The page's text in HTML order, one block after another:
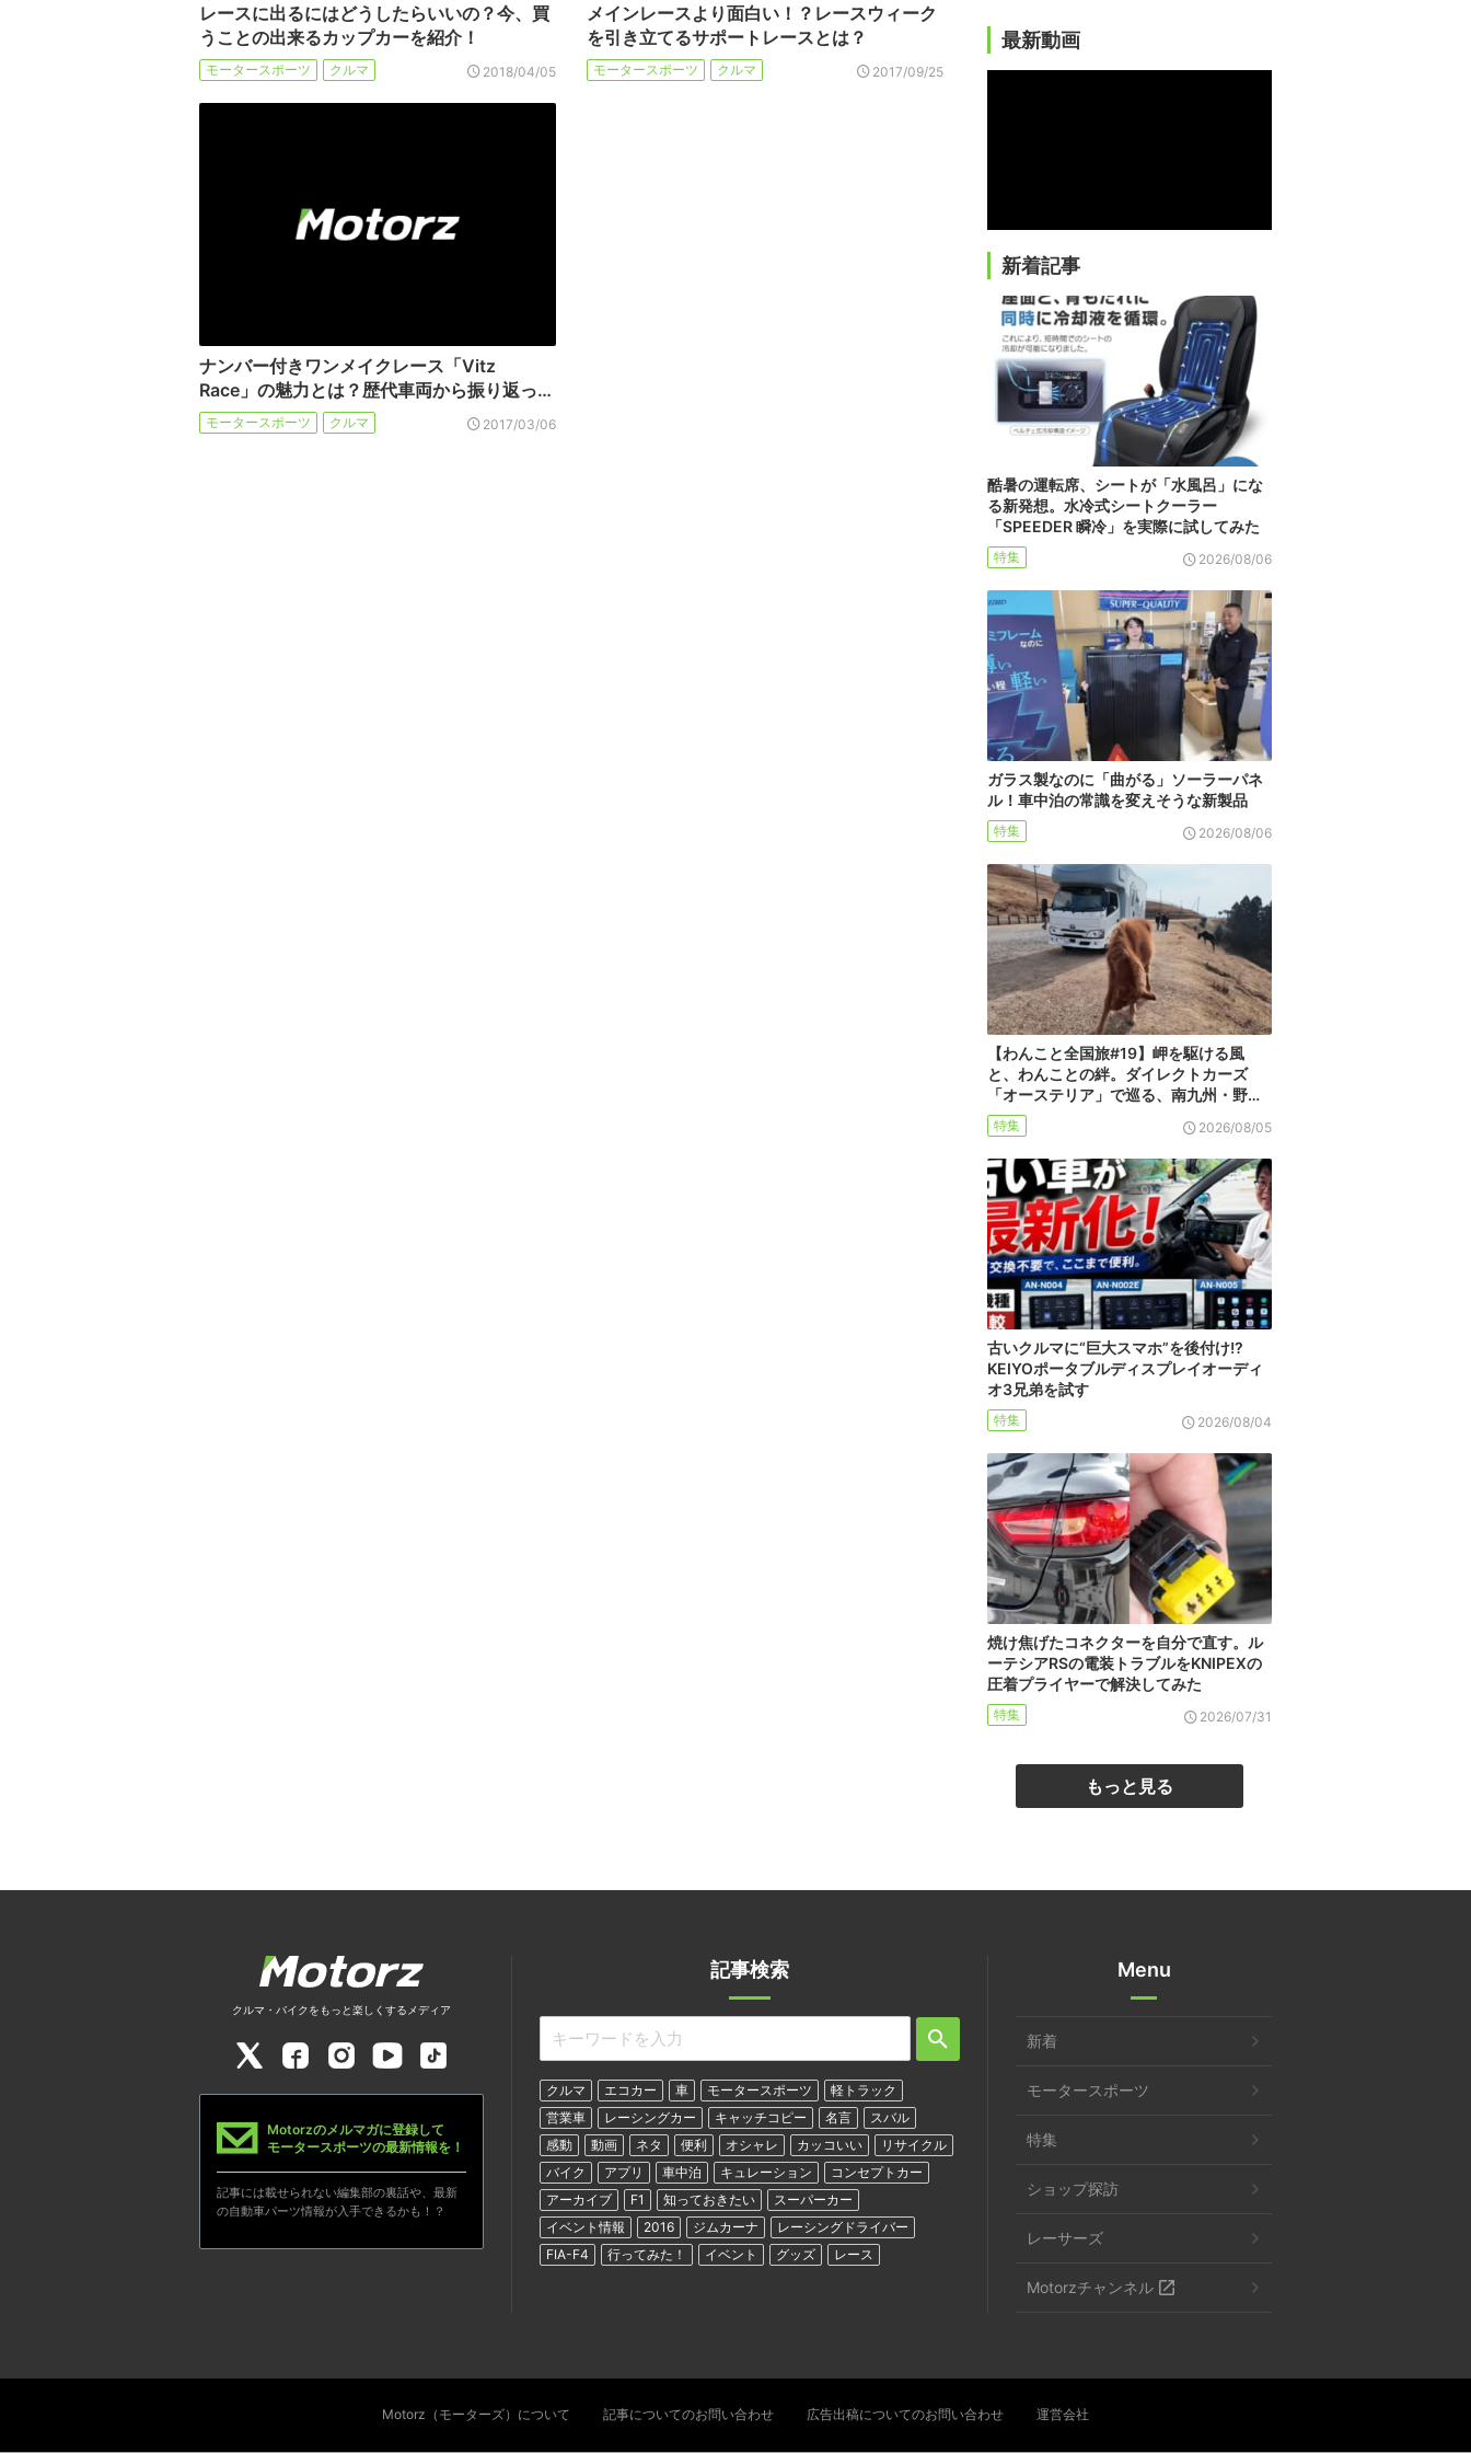
レースに出るにはどうしたらいいの？今、買
うことの出来るカップカーを紹介！
モータースポーツ クルマ 2018/04/05
メインレースより面白い！？レースウィーク
を引き立てるサポートレースとは？
モータースポーツ クルマ 2017/09/25
ナンバー付きワンメイクレース「Vitz
Race」の魅力とは？歴代車両から振り返っ…
モータースポーツ クルマ 2017/03/06
最新動画
新着記事
酷暑の運転席、シートが「水風呂」にな
る新発想。水冷式シートクーラー
「SPEEDER 瞬冷」を実際に試してみた
特集 2026/08/06
ガラス製なのに「曲がる」ソーラーパネ
ル！車中泊の常識を変えそうな新製品
特集 2026/08/06
【わんこと全国旅#19】岬を駆ける風
と、わんことの絆。ダイレクトカーズ
「オーステリア」で巡る、南九州・野…
特集 2026/08/05
古いクルマに“巨大スマホ”を後付け!?
KEIYOポータブルディスプレイオーディ
オ3兄弟を試す
特集 2026/08/04
焼け焦げたコネクターを自分で直す。ル
ーテシアRSの電装トラブルをKNIPEXの
圧着プライヤーで解決してみた
特集 2026/07/31
もっと見る
記事検索
クルマ エコカー 車 モータースポーツ
軽トラック
営業車
レーシングカー キャッチコピー 名言
スバル
感動
動画 ネタ 便利 オシャレ カッコいい
リサイクル
バイク
アプリ 車中泊 キュレーション
コンセプトカー
アーカイブ
F1 知っておきたい
スーパーカー
イベント情報
2016 ジムカーナ
レーシングドライバー
FIA-F4
行ってみた！ イベント グッズ レース
クルマ・バイクをもっと楽しくするメディア
Motorzのメルマガに登録して
モータースポーツの最新情報を！
記事には載せられない編集部の裏話や、最新
の自動車パーツ情報が入手できるかも！？
Menu
新着
モータースポーツ
特集
ショップ探訪
レーサーズ
Motorzチャンネル
Motorz（モーターズ）について 記事についてのお問い合わせ 広告出稿についてのお問い合わせ 運営会社